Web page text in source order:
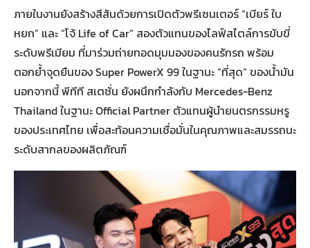
ภายในงานยังสร้างสีสันด้วยการเปิดตัวพรีเซนเตอร์ “เบียร์ ใบ
หยก” และ “โจ้ Life of Car” สองตัวแทนของไลฟ์สไตล์การขับขี่
ระดับพรีเมียม ที่มาร่วมถ่ายทอดมุมมองของคนรักรถ พร้อม
ตอกย้ำจุดยืนของ Super PowerX 99 ในฐานะ “ที่สุด” ของน้ำมัน
นอกจากนี้ พีทีที สเตชั่น ยังผนึกกำลังกับ Mercedes-Benz
Thailand ในฐานะ Official Partner ตัวแทนผู้นำยนตรกรรมหรู
ของประเทศไทย เพื่อสะท้อนความเชื่อมั่นในคุณภาพและสมรรถนะ
ระดับสากลของผลิตภัณฑ์